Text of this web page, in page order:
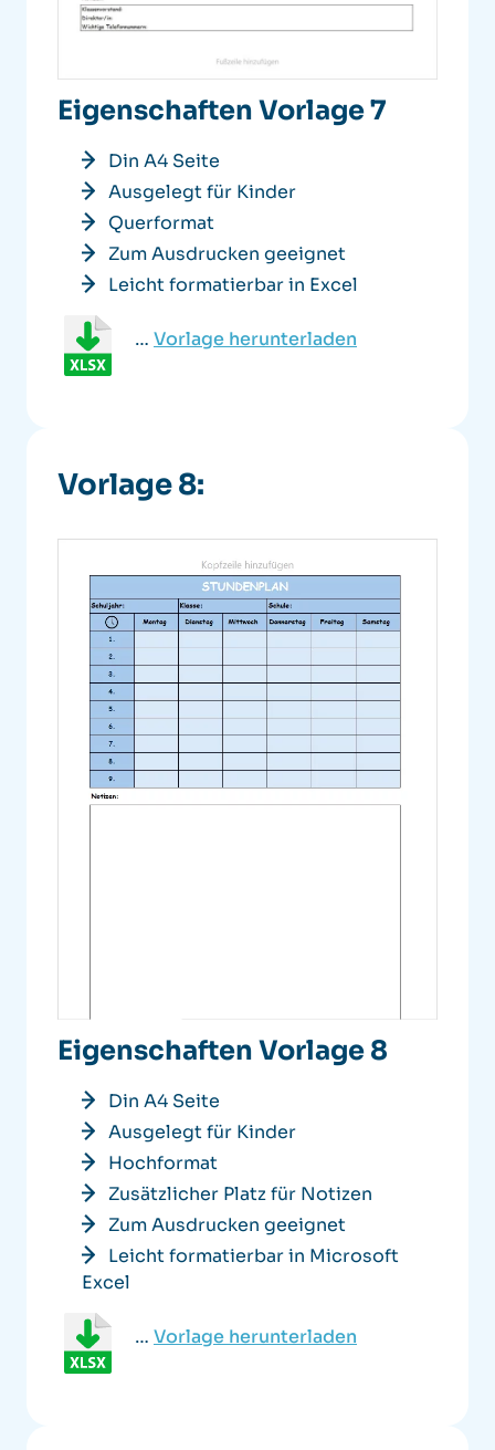
Eigenschaften Vorlage 7
Din A4 Seite
Ausgelegt für Kinder
Querformat
Zum Ausdrucken geeignet
Leicht formatierbar in Excel
… Vorlage herunterladen
Vorlage 8:
Eigenschaften Vorlage 8
Din A4 Seite
Ausgelegt für Kinder
Hochformat
Zusätzlicher Platz für Notizen
Zum Ausdrucken geeignet
Leicht formatierbar in Microsoft
Excel
… Vorlage herunterladen